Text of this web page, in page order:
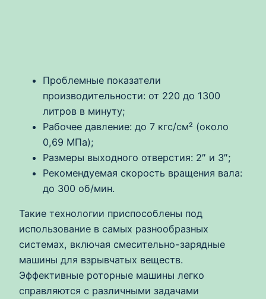
Проблемные показатели
производительности: от 220 до 1300
литров в минуту;
Рабочее давление: до 7 кгс/см² (около
0,69 МПа);
Размеры выходного отверстия: 2″ и 3″;
Рекомендуемая скорость вращения вала:
до 300 об/мин.
Такие технологии приспособлены под
использование в самых разнообразных
системах, включая смесительно-зарядные
машины для взрывчатых веществ.
Эффективные роторные машины легко
справляются с различными задачами